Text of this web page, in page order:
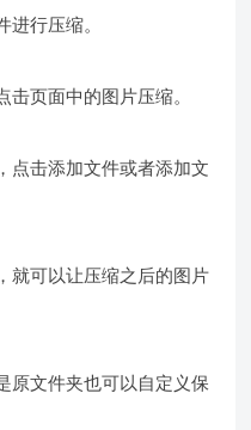
进行压缩。
页面中的图片压缩。
点击添加文件或者添加文
就可以让压缩之后的图片
原文件夹也可以自定义保